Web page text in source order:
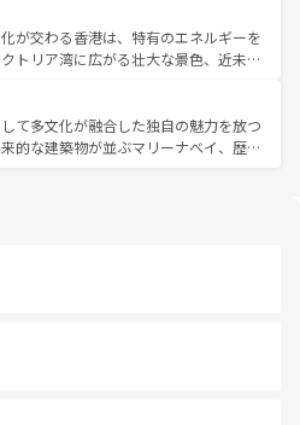
ンミー、ベトナムコーヒーなどは、ぜ
。どの地域を訪れてもあたたかい人々
れるので、きっと忘れられない旅にな
る。北部ではチェンマイなどの山岳地
、南部ではプーケットやクラビの美し
気分を楽しむことができる。タイ料理
中温暖で、どの季節にも異なる楽しみ
みやすいタイの人々、仏教を中心とし
な観光資源が、訪れる旅人を魅了し続
が交わる香港は、特有のエネルギーを
トリア湾に広がる壮大な景色、近未来
感動するはず。観光スポットが密集し
どころを回れるのも魅力。息をのむよ
な体験まで、香港を存分に楽しみ尽く
て多文化が融合した独自の魅力を放つ
的な建築物が並ぶマリーナベイ、歴史
元の風情を楽しめる外せないスポット